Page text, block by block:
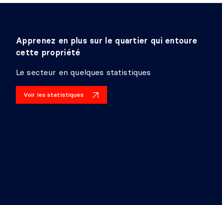
Apprenez en plus sur le quartier qui entoure
cette propriété
Le secteur en quelques statistiques
Voir les statistiques